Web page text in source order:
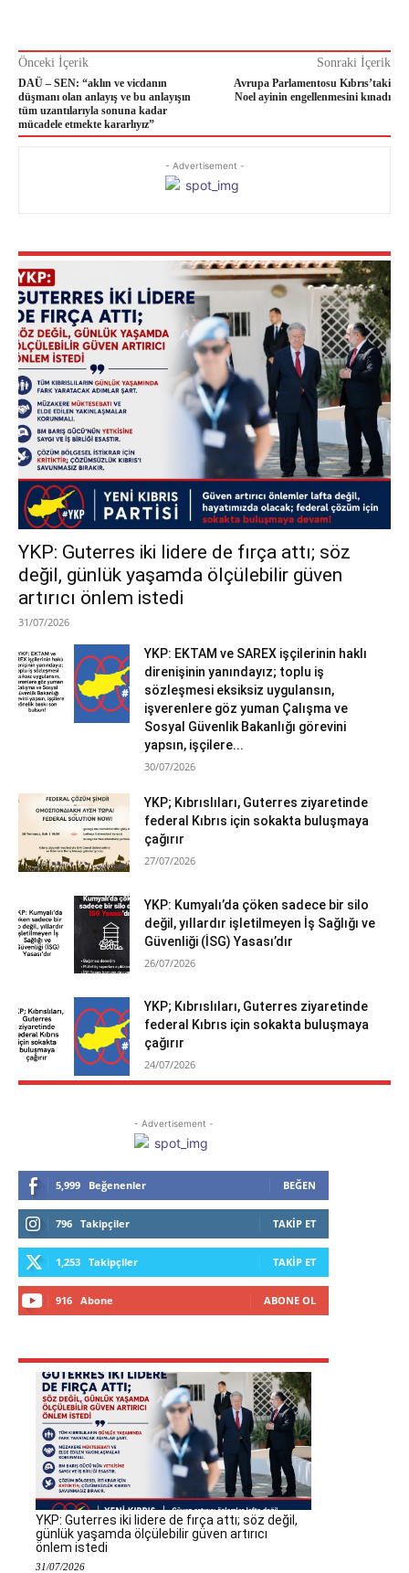
Önceki İçerik
DAÜ – SEN: “aklın ve vicdanın
düşmanı olan anlayış ve bu anlayışın
tüm uzantılarıyla sonuna kadar
mücadele etmekte kararlıyız”
Sonraki İçerik
Avrupa Parlamentosu Kıbrıs’taki
Noel ayinin engellenmesini kınadı
- Advertisement -
YKP: Guterres iki lidere de fırça attı; söz
değil, günlük yaşamda ölçülebilir güven
artırıcı önlem istedi
31/07/2026
YKP: EKTAM ve SAREX işçilerinin haklı
direnişinin yanındayız; toplu iş
sözleşmesi eksiksiz uygulansın,
işverenlere göz yuman Çalışma ve
Sosyal Güvenlik Bakanlığı görevini
yapsın, işçilere...
30/07/2026
YKP; Kıbrıslıları, Guterres ziyaretinde
federal Kıbrıs için sokakta buluşmaya
çağırır
27/07/2026
YKP: Kumyalı’da çöken sadece bir silo
değil, yıllardır işletilmeyen İş Sağlığı ve
Güvenliği (İSG) Yasası’dır
26/07/2026
YKP; Kıbrıslıları, Guterres ziyaretinde
federal Kıbrıs için sokakta buluşmaya
çağırır
24/07/2026
- Advertisement -
5,999 Beğenenler BEĞEN
796 Takipçiler TAKIP ET
1,253 Takipçiler TAKIP ET
916 Abone ABONE OL
YKP: Guterres iki lidere de fırça attı; söz değil,
günlük yaşamda ölçülebilir güven artırıcı
önlem istedi
31/07/2026